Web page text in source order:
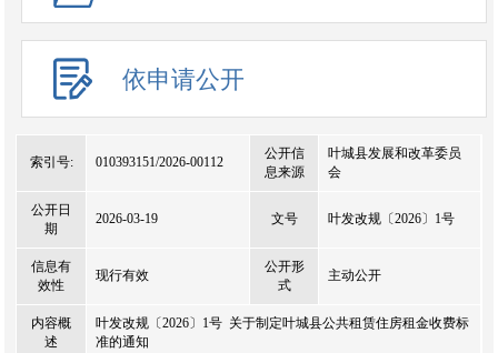
依申请公开
索引号: 010393151/2026-00112
公开信
息来源
叶城县发展和改革委员
会
公开日
期
2026-03-19 文号 叶发改规〔2026〕1号
信息有
效性
现行有效
公开形
式
主动公开
内容概
述
叶发改规〔2026〕1号 关于制定叶城县公共租赁住房租金收费标
准的通知